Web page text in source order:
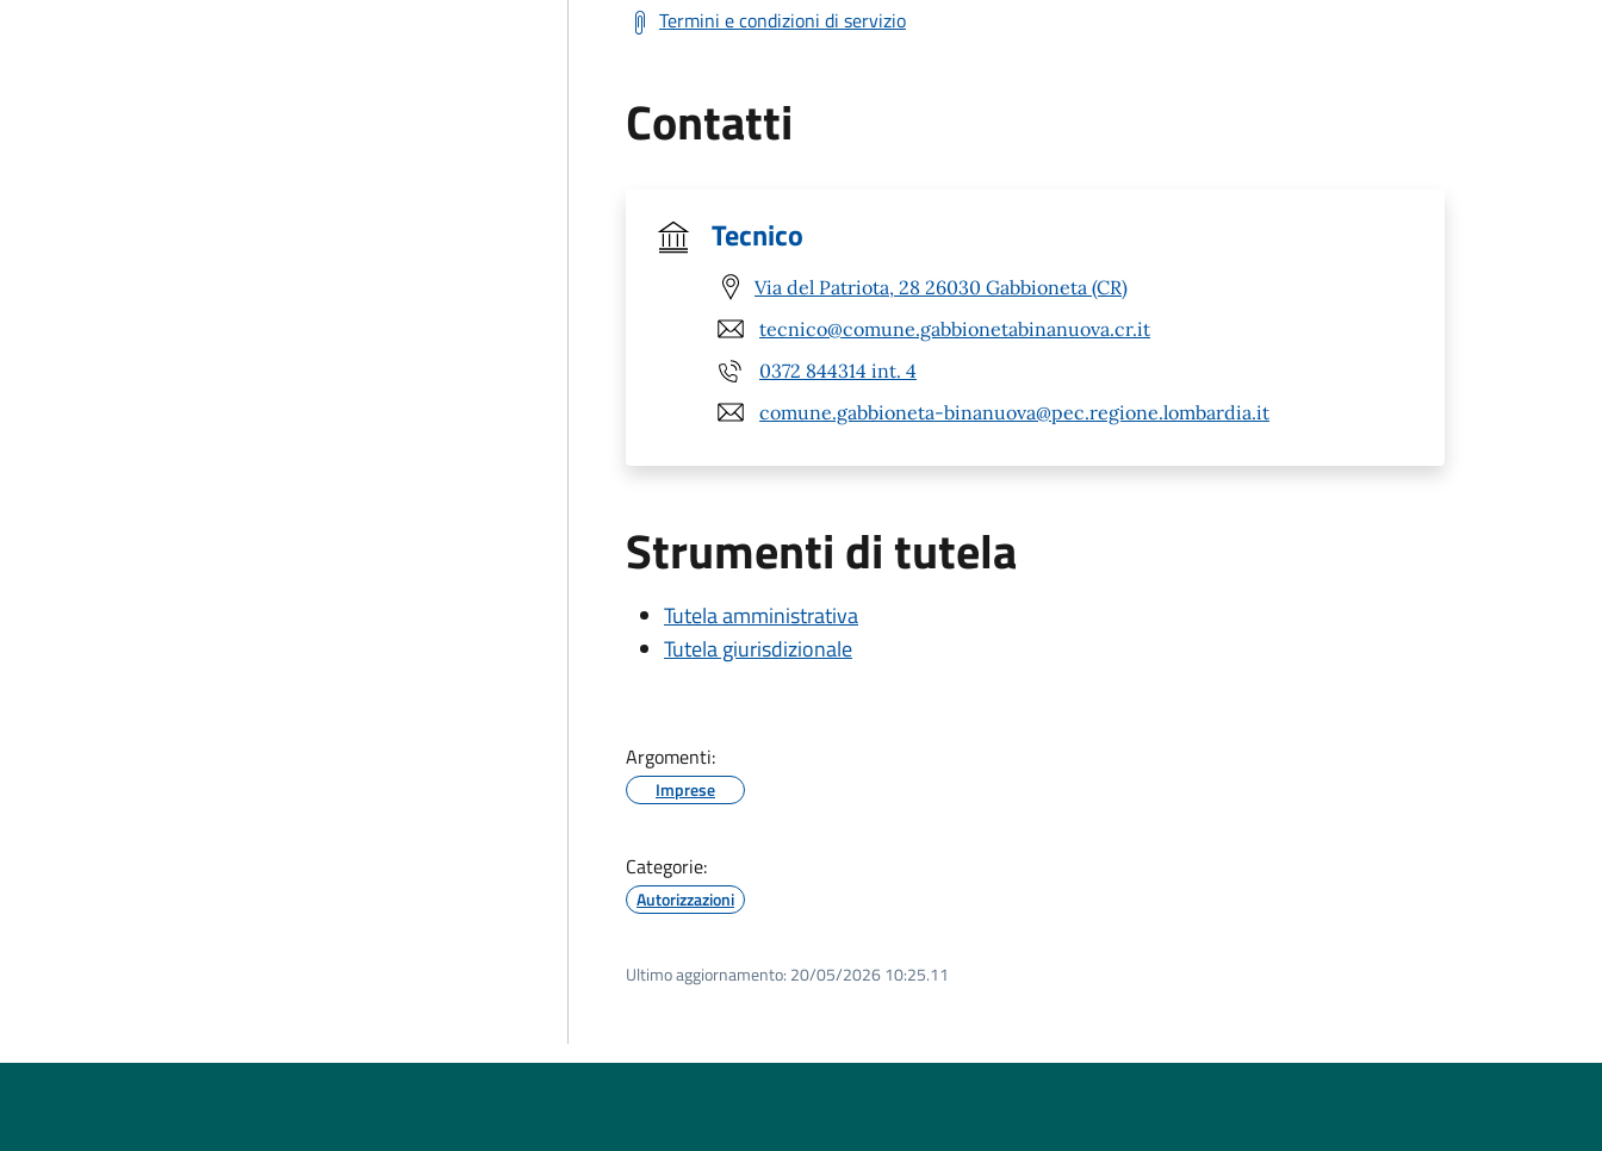
Termini e condizioni di servizio
Contatti
Tecnico
Via del Patriota, 28 26030 Gabbioneta (CR)
tecnico@comune.gabbionetabinanuova.cr.it
0372 844314 int. 4
comune.gabbioneta-binanuova@pec.regione.lombardia.it
Strumenti di tutela
Tutela amministrativa
Tutela giurisdizionale
Argomenti:
Imprese
Categorie:
Autorizzazioni
Ultimo aggiornamento: 20/05/2026 10:25.11